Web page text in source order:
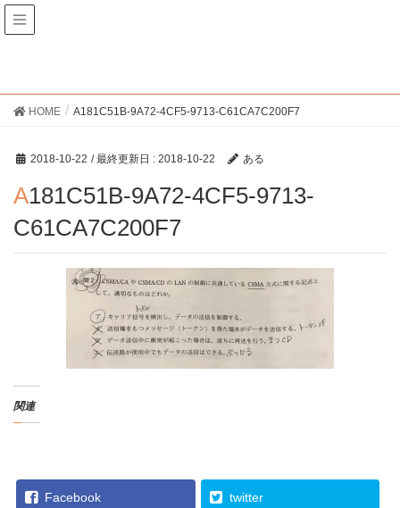
HOME A181C51B-9A72-4CF5-9713-C61CA7C200F7
2018-10-22 / 最終更新日 : 2018-10-22 ある
A181C51B-9A72-4CF5-9713-
C61CA7C200F7
関連
Facebook twitter